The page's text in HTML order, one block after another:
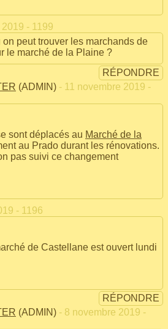
- 1199
on peut trouver les marchands de
le marché de la Plaine ?
RÉPONDRE
(ADMIN) - 11 novembre 2019 -
sont déplacés au Marché de la
au Prado durant les rénovations.
pas suivi ce changement
- 1196
de Castellane est ouvert lundi
RÉPONDRE
(ADMIN) - 8 novembre 2019 -